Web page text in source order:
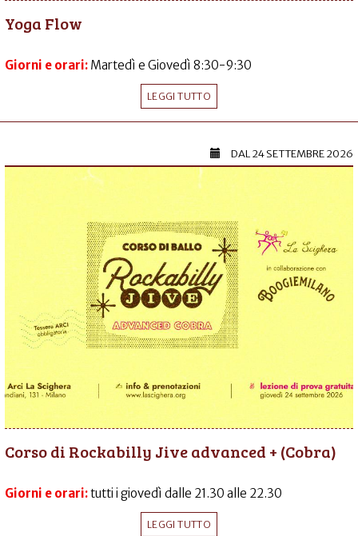
Yoga Flow
Giorni e orari: Martedì e Giovedì 8:30-9:30
LEGGI TUTTO
DAL24 SETTEMBRE 2026
Corso di Rockabilly Jive advanced + (Cobra)
Giorni e orari:tutti i giovedì dalle 21.30 alle 22.30
LEGGI TUTTO